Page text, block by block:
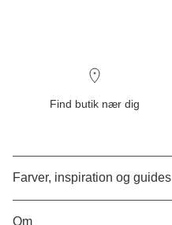
Find butik nær dig
Farver, inspiration og guides
Om